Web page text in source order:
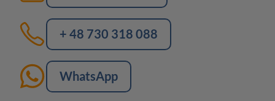
+ 48 730 318 088
WhatsApp